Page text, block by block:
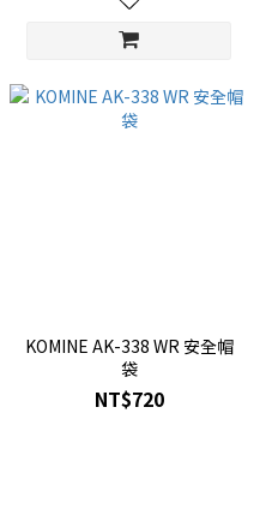
KOMINE AK-338 WR 安全帽
袋
NT$720